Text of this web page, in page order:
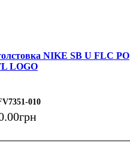
NIKE SB U FLC PO
LOGO
010
.00грн